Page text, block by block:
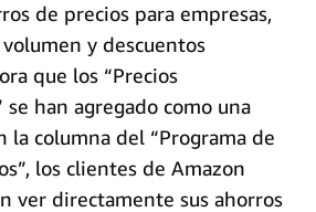
de precios para empresas,
y descuentos
que los “Precios
se han agregado como una
la columna del “Programa de
los clientes de Amazon
ver directamente sus ahorros